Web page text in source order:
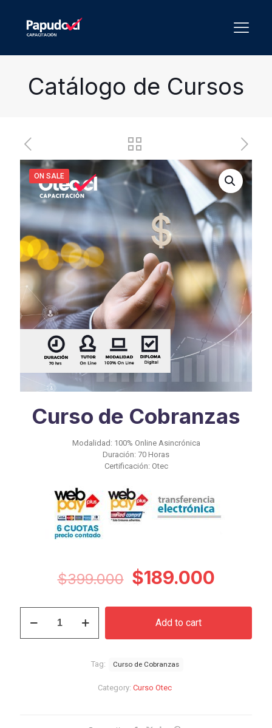
Catálogo de Cursos
ON SALE
Curso de Cobranzas
Modalidad: 100% Online Asincrónica
Duración: 70 Horas
Certificación: Otec
$399.000 Original
was:
$399.000.
$189.000
is:
Add to cart
Category: Curso Otec
Tag: Curso de Cobranzas